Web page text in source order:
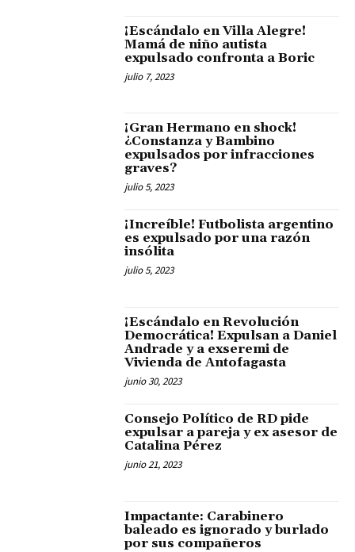
¡Escándalo en Villa Alegre!
Mamá de niño autista
expulsado confronta a Boric
julio 7, 2023
¡Gran Hermano en shock!
¿Constanza y Bambino
expulsados por infracciones
graves?
julio 5, 2023
¡Increíble! Futbolista argentino
es expulsado por una razón
insólita
julio 5, 2023
¡Escándalo en Revolución
Democrática! Expulsan a Daniel
Andrade y a exseremi de
Vivienda de Antofagasta
junio 30, 2023
Consejo Político de RD pide
expulsar a pareja y ex asesor de
Catalina Pérez
junio 21, 2023
Impactante: Carabinero
baleado es ignorado y burlado
por sus compañeros